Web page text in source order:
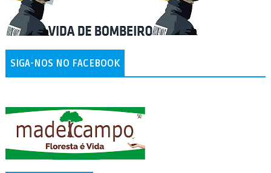
SIGA-NOS NO FACEBOOK